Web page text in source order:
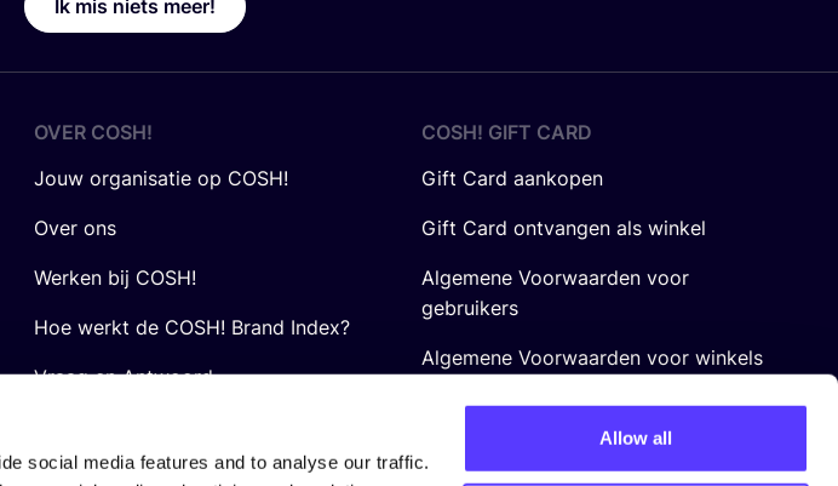
social media features and to analyse our traffic.
Allow all
Ik mis niets meer!
OVER COSH!
Jouw organisatie op COSH!
Over ons
Werken bij COSH!
Hoe werkt de COSH! Brand Index?
Vraag en Antwoord
COSH! GIFT CARD
Gift Card aankopen
Gift Card ontvangen als winkel
Algemene Voorwaarden voor
gebruikers
Algemene Voorwaarden voor winkels